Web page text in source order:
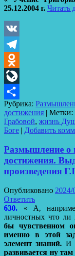
25.12.2004 г. Читать
VK
Telegram
Odnoklassniki
LiveJournal
Отправить
Рубрика:
достижения | Метки:
Грабовой, жизнь
Боге | Добавить
Размышление о
достижения.
произведения
Опубликовано 2024/
Ответить
630. « А,
личностных что
бы чувственном
именно в этой
элемент знаний. И
развивается ну